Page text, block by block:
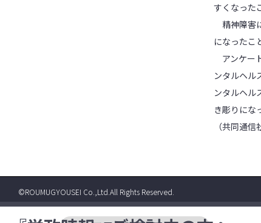
すくなった
精神障害
になったこ
アンケー
ンタルヘル
ンタルヘル
き彫りにな
（共同通信
©ROUMUGYOUSEI Co.,Ltd.All Rights Reserved.